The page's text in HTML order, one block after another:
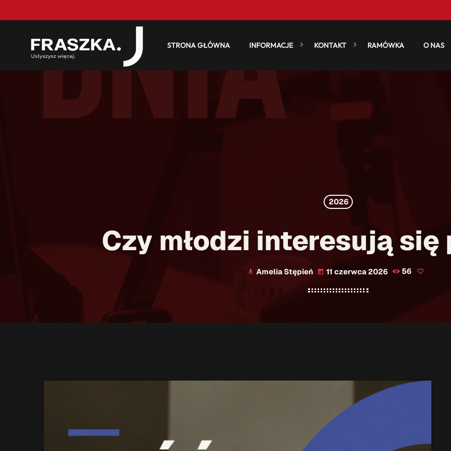
STRONA GŁÓWNA INFORMACJE KONTAKT RAMÓWKA O NAS
2026
Czy młodzi interesują
mic Amelia Stępień today 11 czerwca 2026 56